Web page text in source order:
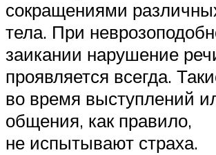
сокращениями
тела. При
заикании нарушение
проявляется всегда.
во время выступлений
общения, как правило,
не испытывают страха.